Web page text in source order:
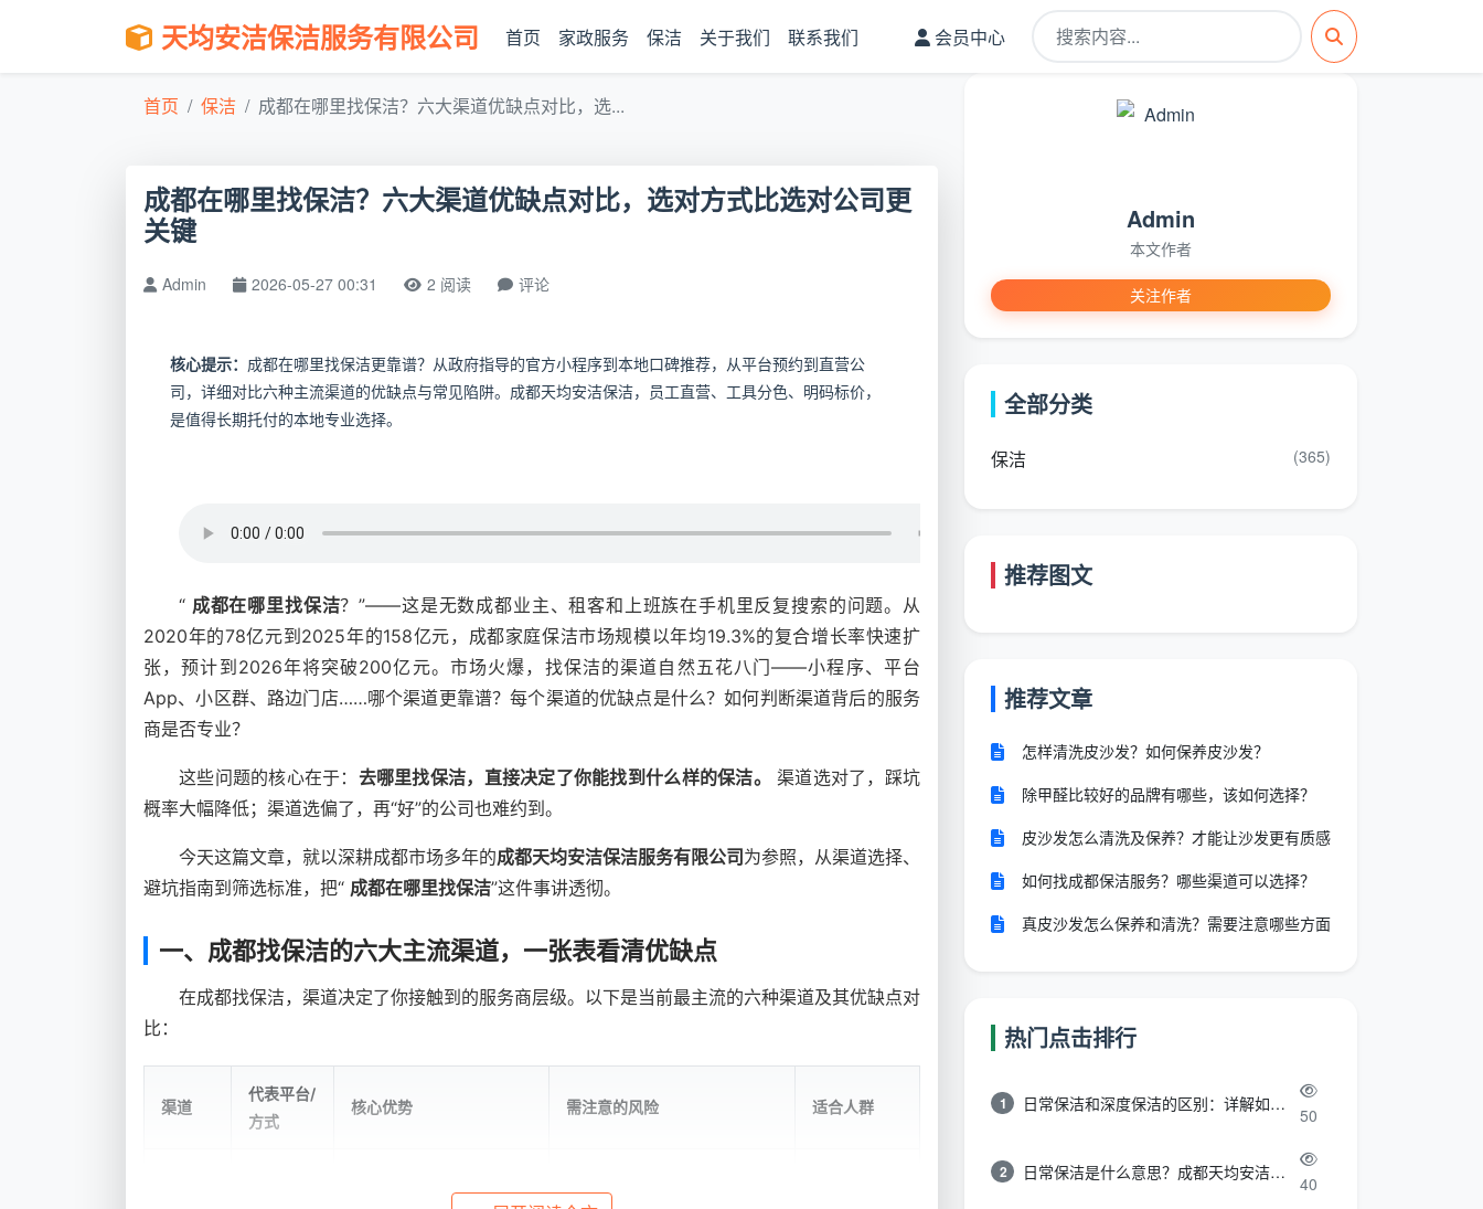
天均安洁保洁服务有限公司 首页 家政服务 保洁 关于我们 联系我们 会员中心
首页 保洁 成都在哪里找保洁？六大渠道优缺点对比，选...
成都在哪里找保洁？六大渠道优缺点对比，选对方式比选对公司更
关键
Admin 2026-05-27 00:31 2 阅读 评论
核心提示： 成都在哪里找保洁更靠谱？从政府指导的官方小程序到本地口碑推荐，从平台预约到直营公
司，详细对比六种主流渠道的优缺点与常见陷阱。成都天均安洁保洁，员工直营、工具分色、明码标价，
是值得长期托付的本地专业选择。
“ 成都在哪里找保洁？”——这是无数成都业主、租客和上班族在手机里反复搜索的问题。从
2020年的78亿元到2025年的158亿元，成都家庭保洁市场规模以年均19.3%的复合增长率快速扩
张，预计到2026年将突破200亿元。市场火爆，找保洁的渠道自然五花八门——小程序、平台
App、小区群、路边门店……哪个渠道更靠谱？每个渠道的优缺点是什么？如何判断渠道背后的服务
商是否专业？
这些问题的核心在于： 去哪里找保洁，直接决定了你能找到什么样的保洁。
渠道选对了，踩坑
概率大幅降低；渠道选偏了，再“好”的公司也难约到。
今天这篇文章，就以深耕成都市场多年的成都天均安洁保洁服务有限公司 为参照，从渠道选择、
避坑指南到筛选标准，把“ 成都在哪里找保洁”这件事讲透彻。
一、成都找保洁的六大主流渠道，一张表看清优缺点
在成都找保洁，渠道决定了你接触到的服务商层级。以下是当前最主流的六种渠道及其优缺点对
比：
渠道
代表平台/
方式
核心优势 需注意的风险 适合人群
入驻企业须遵守“五靠谱”标
入驻企业数量有限，高峰期仍
Admin
本文作者
关注作者
全部分类
保洁 (365)
推荐图文
推荐文章
怎样清洗皮沙发？如何保养皮沙发？
除甲醛比较好的品牌有哪些，该如何选择？
皮沙发怎么清洗及保养？才能让沙发更有质感
如何找成都保洁服务？哪些渠道可以选择？
真皮沙发怎么保养和清洗？需要注意哪些方面
热门点击排行
1 日常保洁和深度保洁的区别：详解如何选择最适合的清洁服务
50
2 日常保洁是什么意思？成都天均安洁带你快速区分“日常vs深度vs开荒”
40